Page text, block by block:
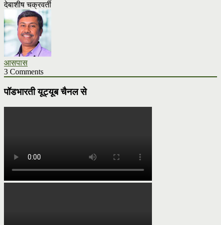
देबाशीष चक्रवर्ती
आसपास
3 Comments
पॉडभारती यूट्यूब चैनल से